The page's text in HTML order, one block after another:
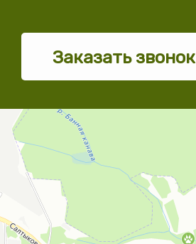
Заказать звонок